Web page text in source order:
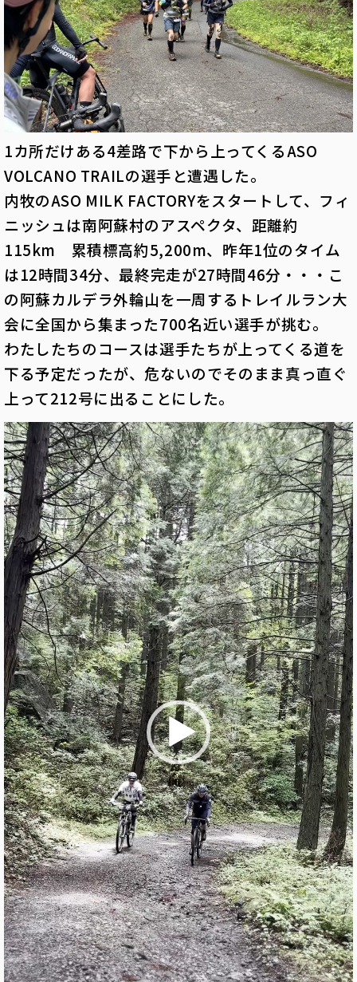
1カ所だけある4差路で下から上ってくるASO
VOLCANO TRAILの選手と遭遇した。
内牧のASO MILK FACTORYをスタートして、フィ
ニッシュは南阿蘇村のアスペクタ、距離約
115km 累積標高約5,200m、昨年1位のタイム
は12時間34分、最終完走が27時間46分・・・こ
の阿蘇カルデラ外輪山を一周するトレイルラン大
会に全国から集まった700名近い選手が挑む。
わたしたちのコースは選手たちが上ってくる道を
下る予定だったが、危ないのでそのまま真っ直ぐ
上って212号に出ることにした。
動
画
プ
レ
ー
ヤ
ー